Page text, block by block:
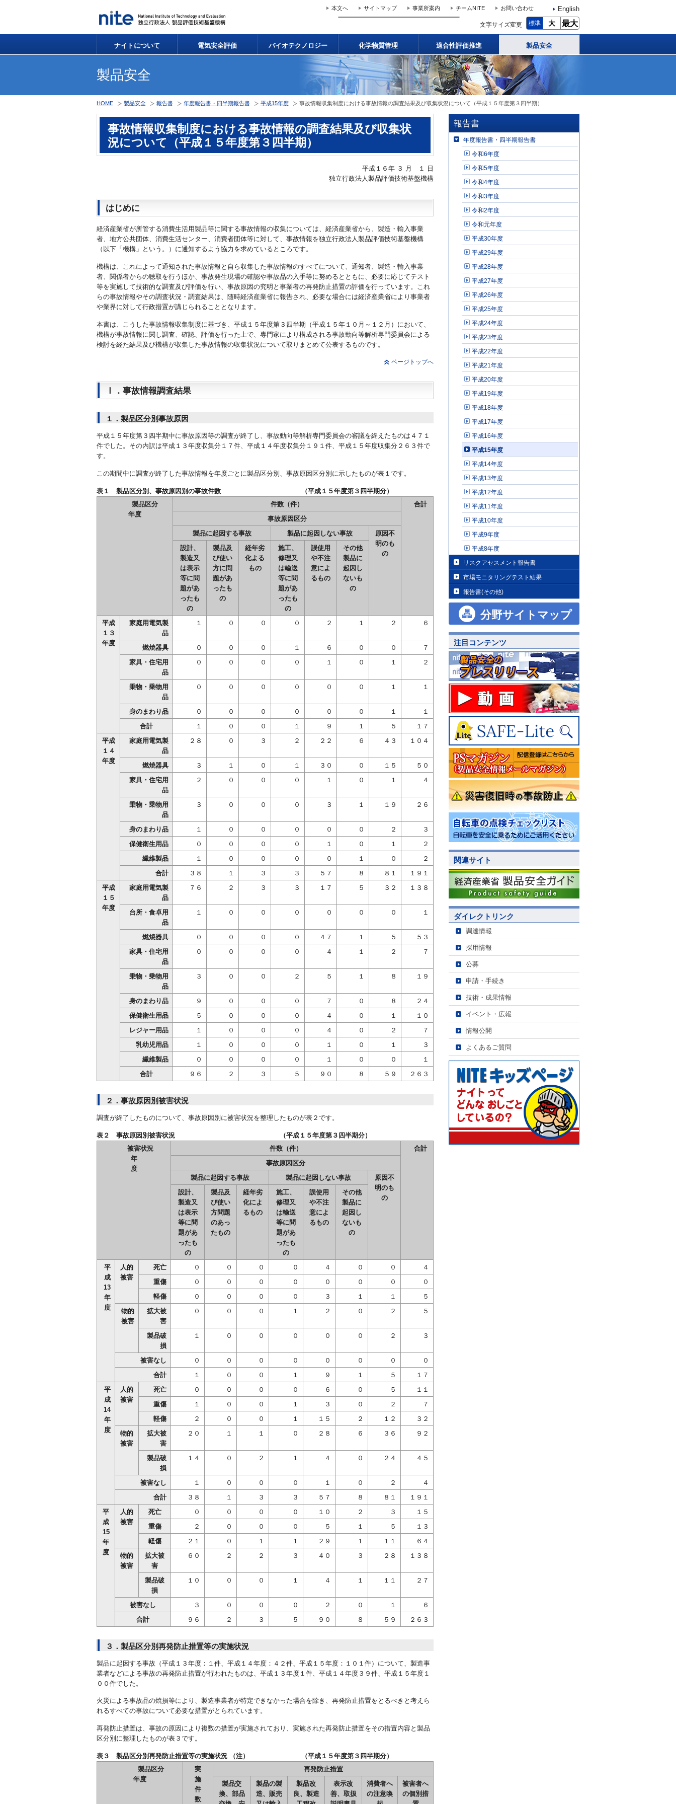
本文へ サイトマップ 事業所案内 チームNITE お問い合わせ English
文字サイズ変更 標準 大 最大
ナイトについて 電気安全評価 バイオテクノロジー 化学物質管理 適合性評価推進 製品安全
製品安全
HOME 製品安全 報告書 年度報告書・四半期報告書 平成15年度 事故情報収集制度における事故情報の調査結果及び収集状況について（平成１５年度第３四半期）
事故情報収集制度における事故情報の調査結果及び収集状
況について（平成１５年度第３四半期）
平成１６年 ３ 月 １ 日
独立行政法人製品評価技術基盤機構
はじめに
経済産業省が所管する消費生活用製品等に関する事故情報の収集については、経済産業省から、製造・輸入事業
者、地方公共団体、消費生活センター、消費者団体等に対して、事故情報を独立行政法人製品評価技術基盤機構
（以下「機構」という。）に通知するよう協力を求めているところです。
機構は、これによって通知された事故情報と自ら収集した事故情報のすべてについて、通知者、製造・輸入事業
者、関係者からの聴取を行うほか、事故発生現場の確認や事故品の入手等に努めるとともに、必要に応じてテスト
等を実施して技術的な調査及び評価を行い、事故原因の究明と事業者の再発防止措置の評価を行っています。これ
らの事故情報やその調査状況・調査結果は、随時経済産業省に報告され、必要な場合には経済産業省により事業者
や業界に対して行政措置が講じられることとなります。
本書は、こうした事故情報収集制度に基づき、平成１５年度第３四半期（平成１５年１０月～１２月）において、
機構が事故情報に関し調査、確認、評価を行った上で、専門家により構成される事故動向等解析専門委員会による
検討を経た結果及び機構が収集した事故情報の収集状況について取りまとめて公表するものです。
ページトップへ
Ⅰ．事故情報調査結果
１．製品区分別事故原因
平成１５年度第３四半期中に事故原因等の調査が終了し、事故動向等解析専門委員会の審議を終えたものは４７１
件でした。その内訳は平成１３年度収集分１７件、平成１４年度収集分１９１件、平成１５年度収集分２６３件で
す。
この期間中に調査が終了した事故情報を年度ごとに製品区分別、事故原因区分別に示したものが表１です。
表１ 製品区分別、事故原因別の事故件数 （平成１５年度第３四半期分）
製品区分
年度
件数（件）
合計
事故原因区分
製品に起因する事故
製品に起因しない事故
原因不
明のも
の
設計、
製造又
は表示
等に問
題があ
ったも
の
製品及
び使い
方に問
題があ
ったも
の
経年劣
化よる
もの
施工、
修理又
は輸送
等に問
題があ
ったも
の
誤使用
や不注
意によ
るもの
その他
製品に
起因し
ないも
の
平成
１３
年度
家庭用電気製
品
１ ０ ０ ０ ２ １ ２ ６
燃焼器具 ０ ０ ０ １ ６ ０ ０
７
家具・住宅用
品
０ ０ ０ ０ １ ０ １ ２
乗物・乗物用
品
０ ０ ０ ０ ０ ０ １ １
身のまわり品 ０ ０ ０ ０ ０ ０ １
１
合計
１ ０ ０ １ ９ １ ５
１７
平成
１４
年度
家庭用電気製
品
２８ ０ ３ ２ ２２ ６ ４３ １０４
燃焼器具 ３ １ ０ １ ３０ ０ １５
５０
家具・住宅用
品
２ ０ ０ ０ １ ０ １ ４
乗物・乗物用
品
３ ０ ０ ０ ３ １ １９ ２６
身のまわり品 １ ０ ０ ０ ０ ０ ２
３
保健衛生用品
０ ０ ０ ０ １ ０ １
２
繊維製品
１ ０ ０ ０ ０ １ ０
２
合計
３８ １ ３ ３ ５７ ８ ８１
１９１
平成
１５
年度
家庭用電気製
品
７６ ２ ３ ３ １７ ５ ３２ １３８
台所・食卓用
品
１ ０ ０ ０ ０ ０ ０ １
燃焼器具 ０ ０ ０ ０ ４７ １ ５
５３
家具・住宅用
品
０ ０ ０ ０ ４ １ ２ ７
乗物・乗物用
品
３ ０ ０ ２ ５ １ ８ １９
身のまわり品 ９ ０ ０ ０ ７ ０ ８
２４
保健衛生用品
５ ０ ０ ０ ４ ０ １
１０
レジャー用品
１ ０ ０ ０ ４ ０ ２
７
乳幼児用品
１ ０ ０ ０ １ ０ １
３
繊維製品
０ ０ ０ ０ １ ０ ０
１
合計
９６ ２ ３ ５ ９０ ８ ５９ ２６３
２．事故原因別被害状況
調査が終了したものについて、事故原因別に被害状況を整理したものが表２です。
表２ 事故原因別被害状況 （平成１５年度第３四半期分）
被害状況
年
度
件数（件）
合計
事故原因区分
製品に起因する事故
製品に起因しない事故
原因不
明のも
の
設計、
製造又
は表示
等に問
題があ
ったも
の
製品及
び使い
方問題
のあっ
たもの
経年劣
化によ
るもの
施工、
修理又
は輸送
等に問
題があ
ったも
の
誤使用
や不注
意によ
るもの
その他
製品に
起因し
ないも
の
平
成
13
年
度
人的
被害
死亡 ０ ０ ０ ０ ４ ０ ０
４
重傷
０ ０ ０ ０ ０ ０ ０
０
軽傷
０ ０ ０ ０ ３ １ １
５
物的
被害
拡大被
害
０ ０ ０ １ ２ ０ ２ ５
製品破
損
１ ０ ０ ０ ０ ０ ２ ３
被害なし ０ ０ ０ ０ ０ ０ ０
０
合計
１ ０ ０ １ ９ １ ５
１７
平
成
14
年
度
人的
被害
死亡 ０ ０ ０ ０ ６ ０ ５
１１
重傷
１ ０ ０ １ ３ ０ ２
７
軽傷
２ ０ ０ １ １５ ２ １２
３２
物的
被害
拡大被
害
２０ １ １ ０ ２８ ６ ３６ ９２
製品破
損
１４ ０ ２ １ ４ ０ ２４ ４５
被害なし １ ０ ０ ０ １ ０ ２
４
合計
３８ １ ３ ３ ５７ ８ ８１
１９１
平
成
15
年
度
人的
被害
死亡 ０ ０ ０ ０ １０ ２ ３
１５
重傷
２ ０ ０ ０ ５ １ ５
１３
軽傷
２１ ０ １ １ ２９ １ １１
６４
物的
被害
拡大被
害
６０ ２ ２ ３ ４０ ３ ２８ １３８
製品破
損
１０ ０ ０ １ ４ １ １１ ２７
被害なし ３ ０ ０ ０ ２ ０ １
６
合計
９６ ２ ３ ５ ９０ ８ ５９ ２６３
３．製品区分別再発防止措置等の実施状況
製品に起因する事故（平成１３年度：１件、平成１４年度：４２件、平成１５年度：１０１件）について、製造事
業者などによる事故の再発防止措置が行われたものは、平成１３年度１件、平成１４年度３９件、平成１５年度１
００件でした。
火災による事故品の焼損等により、製造事業者が特定できなかった場合を除き、再発防止措置をとるべきと考えら
れるすべての事故について必要な措置がとられています。
再発防止措置は、事故の原因により複数の措置が実施されており、実施された再発防止措置をその措置内容と製品
区分別に整理したものが表３です。
表３ 製品区分別再発防止措置等の実施状況 （注） （平成１５年度第３四半期分）
製品区分
年度
実
施
件
数
再発防止措置
製品交
換、部品
製品の製
造、販売
製品改
良、製造
表示改
善、取扱
消費者へ
の注意喚
被害者へ
の個別措
報告書
年度報告書・四半期報告書
令和6年度
令和5年度
令和4年度
令和3年度
令和2年度
令和元年度
平成30年度
平成29年度
平成28年度
平成27年度
平成26年度
平成25年度
平成24年度
平成23年度
平成22年度
平成21年度
平成20年度
平成19年度
平成18年度
平成17年度
平成16年度
平成15年度
平成14年度
平成13年度
平成12年度
平成11年度
平成10年度
平成9年度
平成8年度
リスクアセスメント報告書
市場モニタリングテスト結果
報告書(その他)
分野サイトマップ
注目コンテンツ
関連サイト
ダイレクトリンク
調達情報
採用情報
公募
申請・手続き
技術・成果情報
イベント・広報
情報公開
よくあるご質問